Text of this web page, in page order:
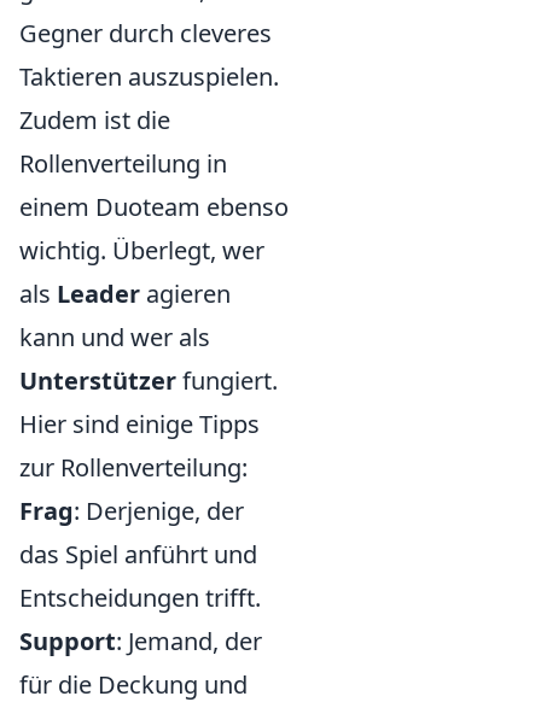
Gegner durch cleveres
Taktieren auszuspielen.
Zudem ist die
Rollenverteilung in
einem Duoteam ebenso
wichtig. Überlegt, wer
als Leader agieren
kann und wer als
Unterstützerfungiert.
Hier sind einige Tipps
zur Rollenverteilung:
Frag: Derjenige, der
das Spiel anführt und
Entscheidungen trifft.
Support: Jemand, der
für die Deckung und